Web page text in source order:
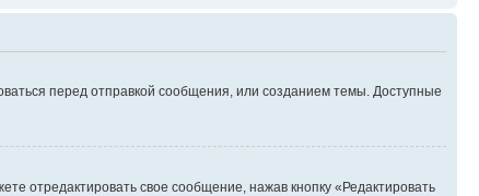
перед отправкой сообщения, или созданием темы. Доступные
отредактировать свое сообщение, нажав кнопку «Редактировать